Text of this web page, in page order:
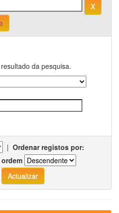
da pesquisa.
| Ordenar registos por:
ordem